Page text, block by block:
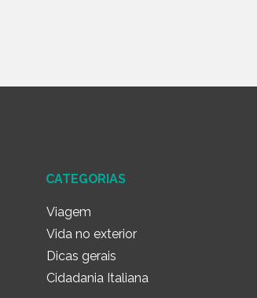
CATEGORIAS
Viagem
Vida no exterior
Dicas gerais
Cidadania Italiana